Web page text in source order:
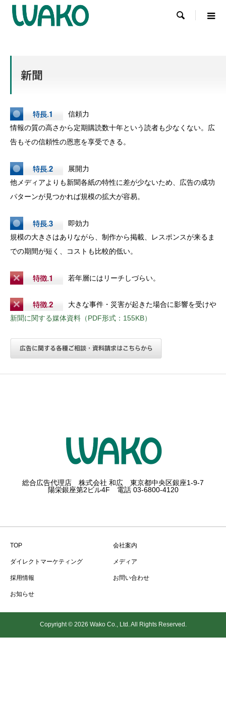

信頼力
情報の質の高さから定期購読数十年という読者も少なくない。広
告もその信頼性の恩恵を享受できる。
展開力
他メディアよりも新聞各紙の特性に差が少ないため、広告の成功
パターンが見つかれば規模の拡大が容易。
即効力
規模の大きさはありながら、制作から掲載、レスポンスが来るま
での期間が短く、コストも比較的低い。
若年層にはリーチしづらい。
大きな事件・災害が起きた場合に影響を受けやす
新聞に関する媒体資料（PDF形式：155KB）
総合広告代理店 株式会社 和広 東京都中央区銀座1-9-7
陽栄銀座第2ビル4F 電話 03-6800-4120
TOP 会社案内
ダイレクトマーケティング メディア
採用情報 お問い合わせ
お知らせ
Copyright © 2026 Wako Co., Ltd. All Rights Reserved.